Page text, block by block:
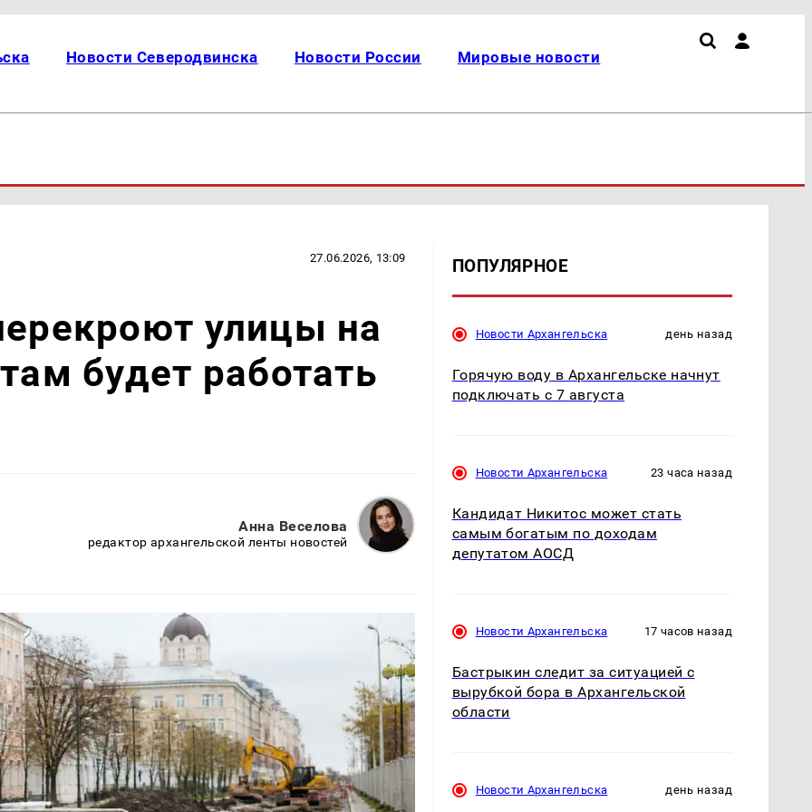
Новости Северодвинска Новости России Мировые новости
27.06.2026, 13:09
улицы на
будет работать
Анна Веселова
редактор архангельской ленты новостей
ПОПУЛЯРНОЕ
Новости Архангельска день назад
Горячую воду в Архангельске начнут
подключать с 7 августа
Новости Архангельска 23 часа назад
Кандидат Никитос может стать
самым богатым по доходам
депутатом АОСД
Новости Архангельска 17 часов назад
Бастрыкин следит за ситуацией с
вырубкой бора в Архангельской
области
Новости Архангельска день назад